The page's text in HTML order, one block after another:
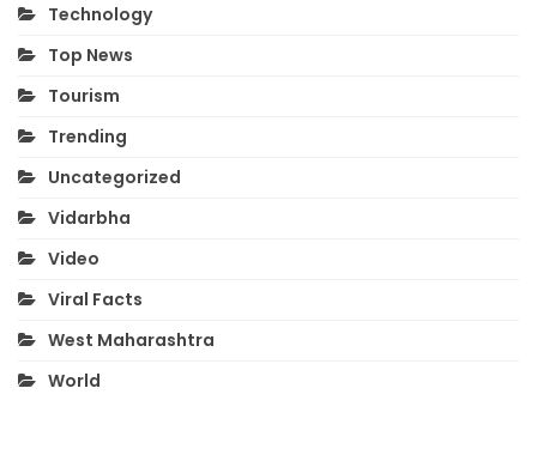
Technology
Top News
Tourism
Trending
Uncategorized
Vidarbha
Video
Viral Facts
West Maharashtra
World